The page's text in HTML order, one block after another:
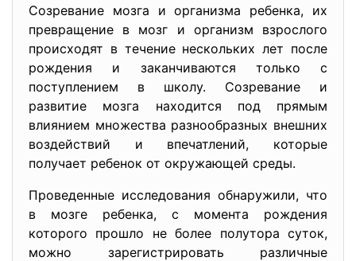
Созревание мозга и организма ребенка, их
превращение в мозг и организм взрослого
происходят в течение нескольких лет после
рождения и заканчиваются только с
поступлением в школу. Созревание и
развитие мозга находится под прямым
влиянием множества разнообразных внешних
воздействий и впечатлений, которые
получает ребенок от окружающей среды.
Проведенные исследования обнаружили, что
в мозге ребенка, с момента рождения
которого прошло не более полутора суток,
можно зарегистрировать различные